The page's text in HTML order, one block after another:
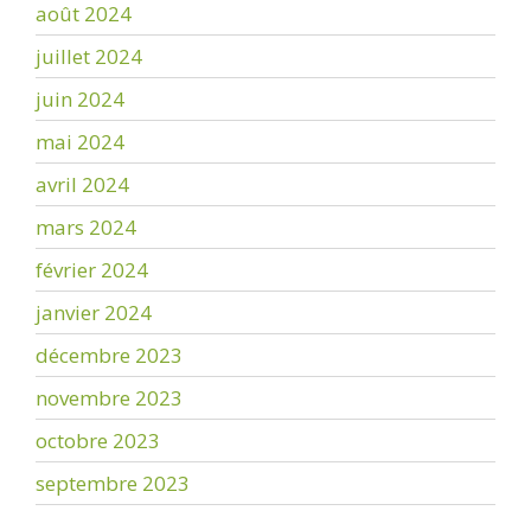
août 2024
juillet 2024
juin 2024
mai 2024
avril 2024
mars 2024
février 2024
janvier 2024
décembre 2023
novembre 2023
octobre 2023
septembre 2023